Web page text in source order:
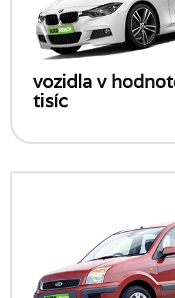
vozidla v
tisíc